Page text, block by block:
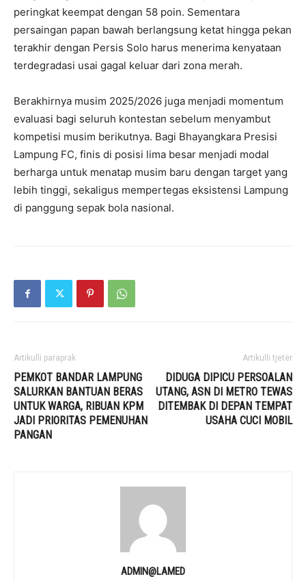
peringkat keempat dengan 58 poin. Sementara
persaingan papan bawah berlangsung ketat hingga pekan
terakhir dengan Persis Solo harus menerima kenyataan
terdegradasi usai gagal keluar dari zona merah.
Berakhirnya musim 2025/2026 juga menjadi momentum
evaluasi bagi seluruh kontestan sebelum menyambut
kompetisi musim berikutnya. Bagi Bhayangkara Presisi
Lampung FC, finis di posisi lima besar menjadi modal
berharga untuk menatap musim baru dengan target yang
lebih tinggi, sekaligus mempertegas eksistensi Lampung
di panggung sepak bola nasional.
Artikulli paraprak
PEMKOT BANDAR LAMPUNG
SALURKAN BANTUAN BERAS
UNTUK WARGA, RIBUAN KPM
JADI PRIORITAS PEMENUHAN
PANGAN
Artikulli tjetër
DIDUGA DIPICU PERSOALAN
UTANG, ASN DI METRO TEWAS
DITEMBAK DI DEPAN TEMPAT
USAHA CUCI MOBIL
ADMIN@LAMED